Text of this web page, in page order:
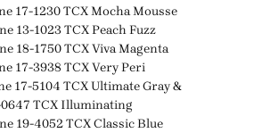
17-1230 TCX Mocha Mousse
13-1023 TCX Peach Fuzz
18-1750 TCX Viva Magenta
17-3938 TCX Very Peri
17-5104 TCX Ultimate Gray &
TCX Illuminating
19-4052 TCX Classic Blue